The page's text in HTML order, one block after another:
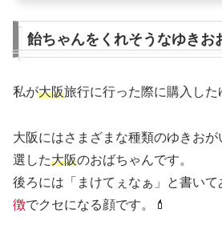
飴ちゃんをくれそうなゆきお
私が大阪旅行に行った際に購入した
大阪にはさまざまな種類のゆきお
選した大阪のおばちゃんです。
後ろには「まけてぇなぁ」と書いて
徴でクセになる顔です。💄